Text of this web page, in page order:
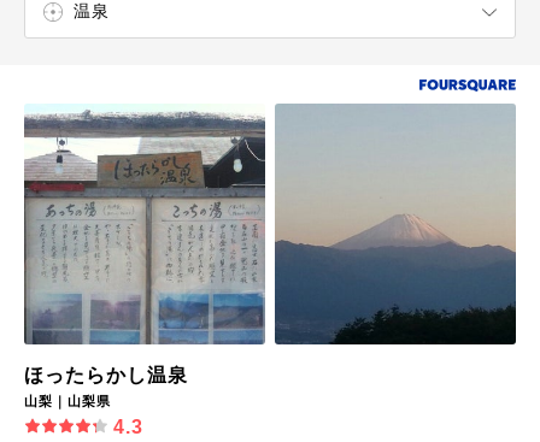
温泉
ほったらかし温泉
山梨｜山梨県
4.3